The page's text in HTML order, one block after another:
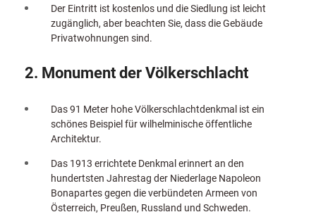
Der Eintritt ist kostenlos und die Siedlung ist leicht
zugänglich, aber beachten Sie, dass die Gebäude
Privatwohnungen sind.
2. Monument der Völkerschlacht
Das 91 Meter hohe Völkerschlachtdenkmal ist ein
schönes Beispiel für wilhelminische öffentliche
Architektur.
Das 1913 errichtete Denkmal erinnert an den
hundertsten Jahrestag der Niederlage Napoleon
Bonapartes gegen die verbündeten Armeen von
Österreich, Preußen, Russland und Schweden.